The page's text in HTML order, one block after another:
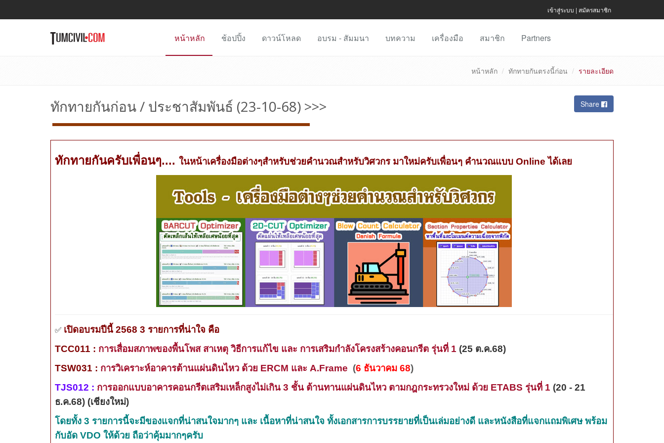
เข้าสู่ระบบ | สมัครสมาชิก
หน้าหลัก ช้อปปิ้ง ดาวน์โหลด อบรม - สัมมนา บทความ เครื่องมือ สมาชิก Partners
หน้าหลัก ทักทายกันตรงนี้ก่อน รายละเอียด
ทักทายกันก่อน / ประชาสัมพันธ์ (23-10-68) >>> Share
ทักทายกันครับเพื่อนๆ.... ในหน้าเครื่องมือต่างๆสำหรับช่วยคำนวณสำหรับวิศวกร มาใหม่ครับเพื่อนๆ คำนวณแบบ Onlineได้เลย
✅ เปิดอบรมปีนี้ 2568 3 รายการที่น่าใจ คือ
TCC011 : การเสื่อมสภาพของพื้นโพส สาเหตุ วิธีการแก้ไข และ การเสริมกำลังโครงสร้างคอนกรีต รุ่นที่ 1 (25 ต.ค.68)
TSW031 : การวิเคราะห์อาคารต้านแผ่นดินไหว ด้วย ERCM และ A.Frame (6 ธันวาคม 68)
TJS012 : การออกแบบอาคารคอนกรีตเสริมเหล็กสูงไม่เกิน 3 ชั้น ต้านทานแผ่นดินไหว ตามกฎกระทรวงใหม่ ด้วย ETABS รุ่นที่ 1 (20 - 21
ธ.ค.68) (เชียงใหม่)
โดยทั้ง 3 รายการนี้จะมีของแจกที่น่าสนใจมากๆ และ เนื้อหาที่น่าสนใจ ทั้งเอกสารการบรรยายที่เป็นเล่มอย่างดี และหนังสือที่แจกแถมพิเศษ พร้อม
กับอัด VDO ให้ด้วย ถือว่าคุ้มมากๆครับ